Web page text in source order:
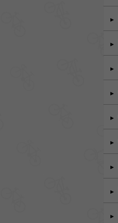
►
►
►
►
►
►
►
►
►